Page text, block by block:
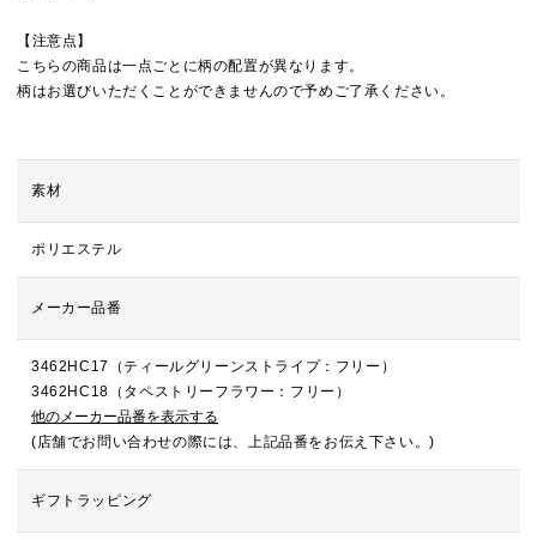
【注意点】
こちらの商品は一点ごとに柄の配置が異なります。
柄はお選びいただくことができませんので予めご了承ください。
素材
ポリエステル
メーカー品番
3462HC17（ティールグリーンストライプ：フリー）
3462HC18（タペストリーフラワー：フリー）
他のメーカー品番を表示する
(店舗でお問い合わせの際には、上記品番をお伝え下さい。)
ギフトラッピング